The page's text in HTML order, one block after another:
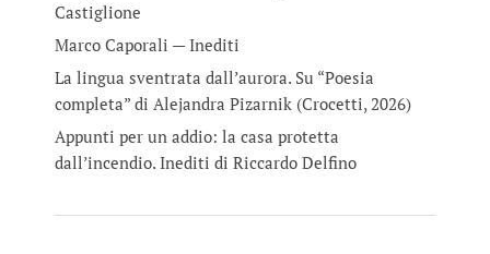
Castiglione
Marco Caporali — Inediti
La lingua sventrata dall’aurora. Su “Poesia
completa” di Alejandra Pizarnik (Crocetti, 2026)
Appunti per un addio: la casa protetta
dall’incendio. Inediti di Riccardo Delfino